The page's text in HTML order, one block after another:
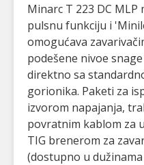
Minarc T 223 DC
pulsnu funkciju i
omogućava
podešene nivoe
direktno sa
gorionika. Paketi za
izvorom napajanja,
povratnim kablom za
TIG brenerom za
(dostupno u dužinama